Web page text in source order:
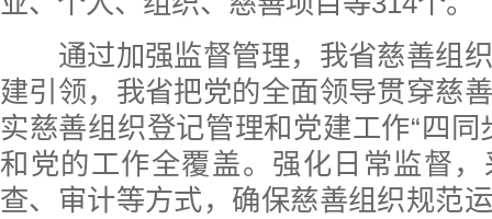
通过加强监督管理，我省慈善组织
建引领，我省把党的全面领导贯穿慈
实慈善组织登记管理和党建工作“四同
和党的工作全覆盖。强化日常监督
查、审计等方式，确保慈善组织规范